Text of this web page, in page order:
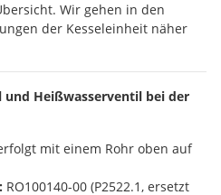
Wir gehen in den
der Kesseleinheit näher
Heißwasserventil bei der
mit einem Rohr oben auf
RO100140-00 (P2522.1, ersetzt